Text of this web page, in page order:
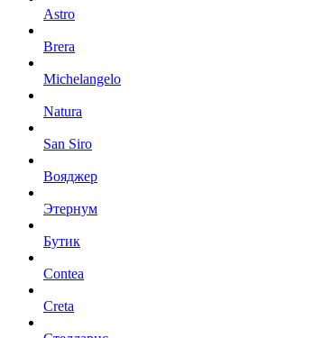
Astro
Brera
Michelangelo
Natura
San Siro
Вояджер
Этернум
Бутик
Contea
Creta